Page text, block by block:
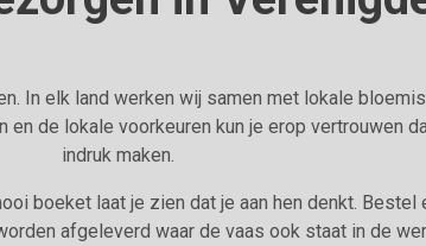
In elk land werken wij samen met lokale
de lokale voorkeuren kun je erop vertrouwen
indruk maken.
boeket laat je zien dat je aan hen denkt.
afgeleverd waar de vaas ook staat in de